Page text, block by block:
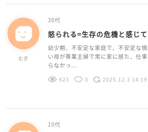
むぎ
30代
怒られる=生存の危機と感じ
幼少期、不安定な家庭で、不安定な
い母が専業主婦で常に家に居た、仕
らなかっ...
623 0 2025.12.3 14:19
10代